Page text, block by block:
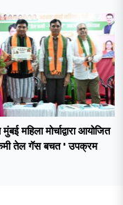
महिला मोर्चाद्वारा आयोजित
तेल गॅस बचत ' उपक्रम